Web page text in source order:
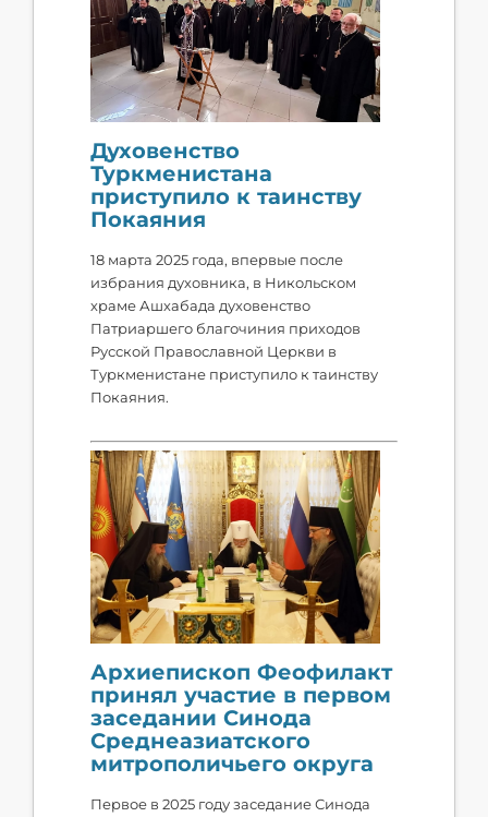
Духовенство
Туркменистана
приступило к таинству
Покаяния
18 марта 2025 года, впервые после
избрания духовника, в Никольском
храме Ашхабада духовенство
Патриаршего благочиния приходов
Русской Православной Церкви в
Туркменистане приступило к таинству
Покаяния.
Архиепископ Феофилакт
принял участие в первом
заседании Синода
Среднеазиатского
митрополичьего округа
Первое в 2025 году заседание Синода